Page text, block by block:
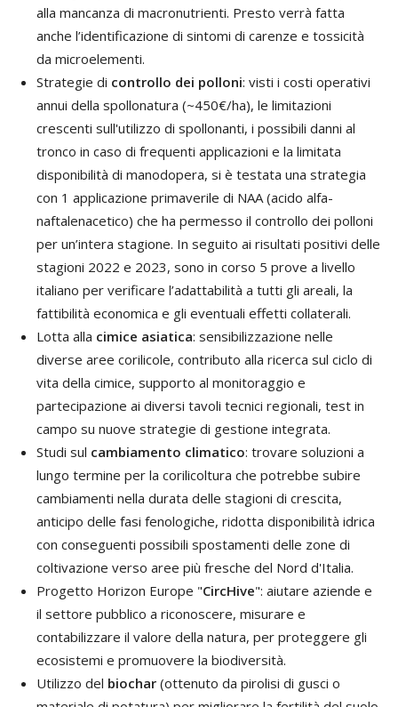
alla mancanza di macronutrienti. Presto verrà fatta
anche l’identificazione di sintomi di carenze e tossicità
da microelementi.
Strategie di controllo dei polloni: visti i costi operativi
annui della spollonatura (~450€/ha), le limitazioni
crescenti sull'utilizzo di spollonanti, i possibili danni al
tronco in caso di frequenti applicazioni e la limitata
disponibilità di manodopera, si è testata una strategia
con 1 applicazione primaverile di NAA (acido alfa-
naftalenacetico) che ha permesso il controllo dei polloni
per un’intera stagione. In seguito ai risultati positivi delle
stagioni 2022 e 2023, sono in corso 5 prove a livello
italiano per verificare l’adattabilità a tutti gli areali, la
fattibilità economica e gli eventuali effetti collaterali.
Lotta alla cimice asiatica: sensibilizzazione nelle
diverse aree corilicole, contributo alla ricerca sul ciclo di
vita della cimice, supporto al monitoraggio e
partecipazione ai diversi tavoli tecnici regionali, test in
campo su nuove strategie di gestione integrata.
Studi sul cambiamento climatico: trovare soluzioni a
lungo termine per la corilicoltura che potrebbe subire
cambiamenti nella durata delle stagioni di crescita,
anticipo delle fasi fenologiche, ridotta disponibilità idrica
con conseguenti possibili spostamenti delle zone di
coltivazione verso aree più fresche del Nord d'Italia.
Progetto Horizon Europe "CircHive": aiutare aziende e
il settore pubblico a riconoscere, misurare e
contabilizzare il valore della natura, per proteggere gli
ecosistemi e promuovere la biodiversità.
Utilizzo del biochar (ottenuto da pirolisi di gusci o